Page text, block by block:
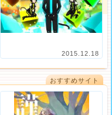
2015.12.18
おすすめサイト